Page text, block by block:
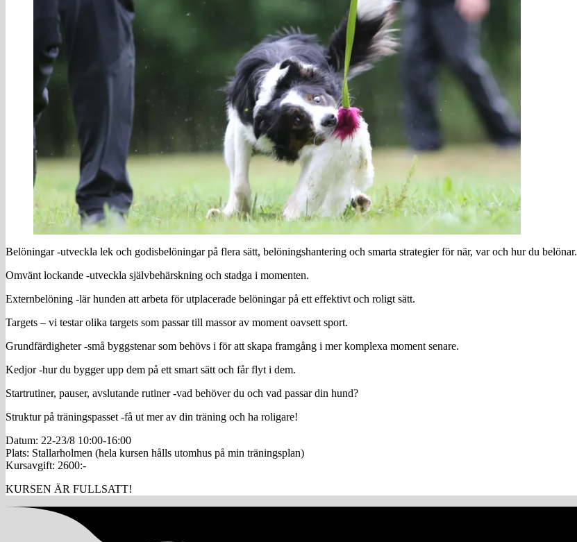
Belöningar -utveckla lek och godisbelöningar på flera sätt, belöningshantering och smarta strategier för när, var och hur du belönar.
Omvänt lockande -utveckla självbehärskning och stadga i momenten.
Externbelöning -lär hunden att arbeta för utplacerade belöningar på ett effektivt och roligt sätt.
Targets – vi testar olika targets som passar till massor av moment oavsett sport.
Grundfärdigheter -små byggstenar som behövs i för att skapa framgång i mer komplexa moment senare.
Kedjor -hur du bygger upp dem på ett smart sätt och får flyt i dem.
Startrutiner, pauser, avslutande rutiner -vad behöver du och vad passar din hund?
Struktur på träningspasset -få ut mer av din träning och ha roligare!
Datum: 22-23/8 10:00-16:00
Plats: Stallarholmen (hela kursen hålls utomhus på min träningsplan)
Kursavgift: 2600:-
KURSEN ÄR FULLSATT!